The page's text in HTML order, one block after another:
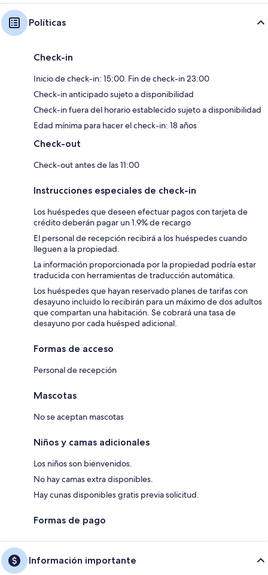
Políticas
Check-in
Inicio de check-in: 15:00. Fin de check-in 23:00
Check-in anticipado sujeto a disponibilidad
Check-in fuera del horario establecido sujeto a disponibilidad
Edad mínima para hacer el check-in: 18 años
Check-out
Check-out antes de las 11:00
Instrucciones especiales de check-in
Los huéspedes que deseen efectuar pagos con tarjeta de
crédito deberán pagar un 1.9% de recargo
El personal de recepción recibirá a los huéspedes cuando
lleguen a la propiedad.
La información proporcionada por la propiedad podría estar
traducida con herramientas de traducción automática.
Los huéspedes que hayan reservado planes de tarifas con
desayuno incluido lo recibirán para un máximo de dos adultos
que compartan una habitación. Se cobrará una tasa de
desayuno por cada huésped adicional.
Formas de acceso
Personal de recepción
Mascotas
No se aceptan mascotas
Niños y camas adicionales
Los niños son bienvenidos.
No hay camas extra disponibles.
Hay cunas disponibles gratis previa solicitud.
Formas de pago
Información importante